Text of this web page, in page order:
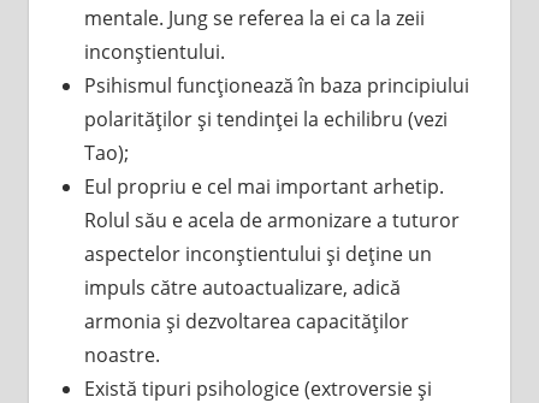
mentale. Jung se referea la ei ca la zeii
inconştientului.
Psihismul funcţionează în baza principiului
polarităţilor şi tendinţei la echilibru (vezi
Tao);
Eul propriu e cel mai important arhetip.
Rolul său e acela de armonizare a tuturor
aspectelor inconştientului şi deţine un
impuls către autoactualizare, adică
armonia şi dezvoltarea capacităţilor
noastre.
Există tipuri psihologice (extroversie şi